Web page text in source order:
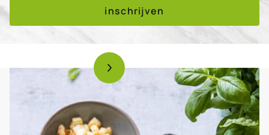
inschrijven